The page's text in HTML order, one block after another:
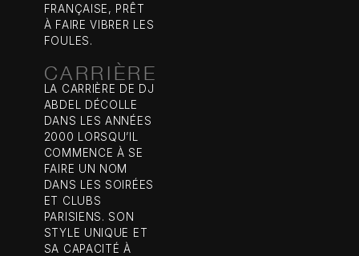
FRANÇAISE, PRÊT
À FAIRE VIBRER LES
FOULES.
CARRIÈRE
LA CARRIÈRE DE DJ
ABDEL DÉCOLLE
DANS LES ANNÉES
2000 LORSQU’IL
COMMENCE À SE
FAIRE UN NOM
DANS LES SOIRÉES
ET CLUBS
PARISIENS. SON
STYLE UNIQUE ET
SA CAPACITÉ À